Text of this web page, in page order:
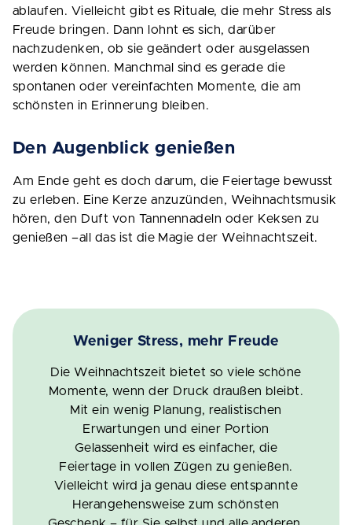
ablaufen. Vielleicht gibt es Rituale, die mehr Stress als
Freude bringen. Dann lohnt es sich, darüber
nachzudenken, ob sie geändert oder ausgelassen
werden können. Manchmal sind es gerade die
spontanen oder vereinfachten Momente, die am
schönsten in Erinnerung bleiben.
Den Augenblick genießen
Am Ende geht es doch darum, die Feiertage bewusst
zu erleben. Eine Kerze anzuzünden, Weihnachtsmusik
hören, den Duft von Tannennadeln oder Keksen zu
genießen –all das ist die Magie der Weihnachtszeit.
Weniger Stress, mehr Freude
Die Weihnachtszeit bietet so viele schöne
Momente, wenn der Druck draußen bleibt.
Mit ein wenig Planung, realistischen
Erwartungen und einer Portion
Gelassenheit wird es einfacher, die
Feiertage in vollen Zügen zu genießen.
Vielleicht wird ja genau diese entspannte
Herangehensweise zum schönsten